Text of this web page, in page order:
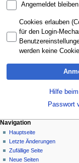
Angemeldet bleiben
Cookies erlauben
für den Login-
werden keine
Hilfe
Passwort
Navigation
Hauptseite
Letzte Änderungen
Zufällige Seite
Neue Seiten